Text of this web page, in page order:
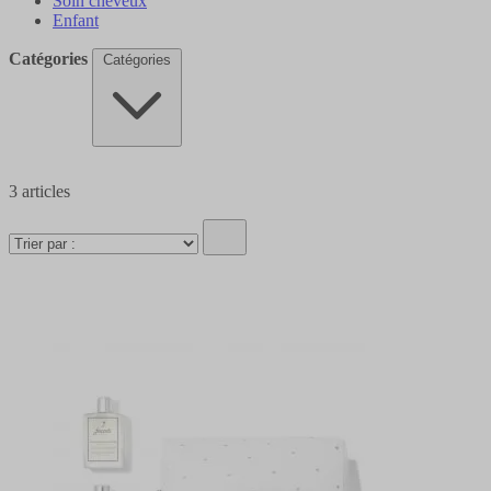
Enfant
Catégories Catégories
3 articles